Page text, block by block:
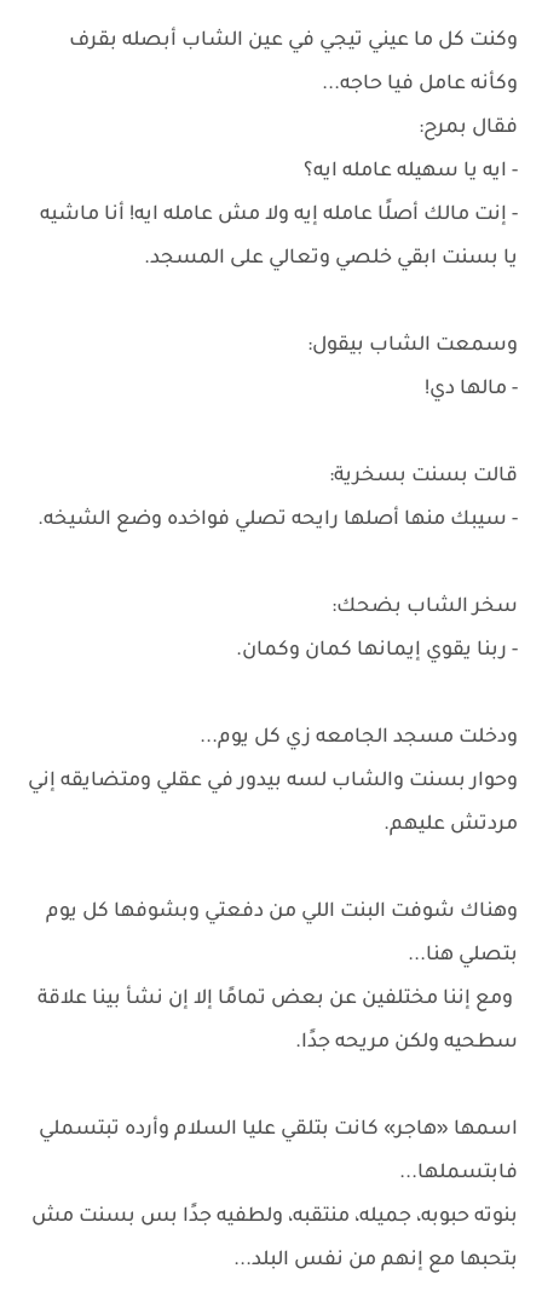
وكنت كل ما عيني تيجي في عين الشاب أبصله بقرف
وكأنه عامل فيا حاجه...
فقال بمرح:
- ايه يا سهيله عامله ايه؟
- إنت مالك أصلًا عامله إيه ولا مش عامله ايه! أنا ماشيه
يا بسنت ابقي خلصي وتعالي على المسجد.
وسمعت الشاب بيقول:
- مالها دي!
قالت بسنت بسخرية:
- سيبك منها أصلها رايحه تصلي فواخده وضع الشيخه.
سخر الشاب بضحك:
- ربنا يقوي إيمانها كمان وكمان.
ودخلت مسجد الجامعه زي كل يوم...
وحوار بسنت والشاب لسه بيدور في عقلي ومتضايقه إني
مردتش عليهم.
وهناك شوفت البنت اللي من دفعتي وبشوفها كل يوم
بتصلي هنا...
ومع إننا مختلفين عن بعض تمامًا إلا إن نشأ بينا علاقة
سطحيه ولكن مريحه جدًا.
اسمها «هاجر» كانت بتلقي عليا السلام وأرده تبتسملي
فابتسملها...
بنوته حبوبه، جميله، منتقبه، ولطفيه جدًا بس بسنت مش
بتحبها مع إنهم من نفس البلد...